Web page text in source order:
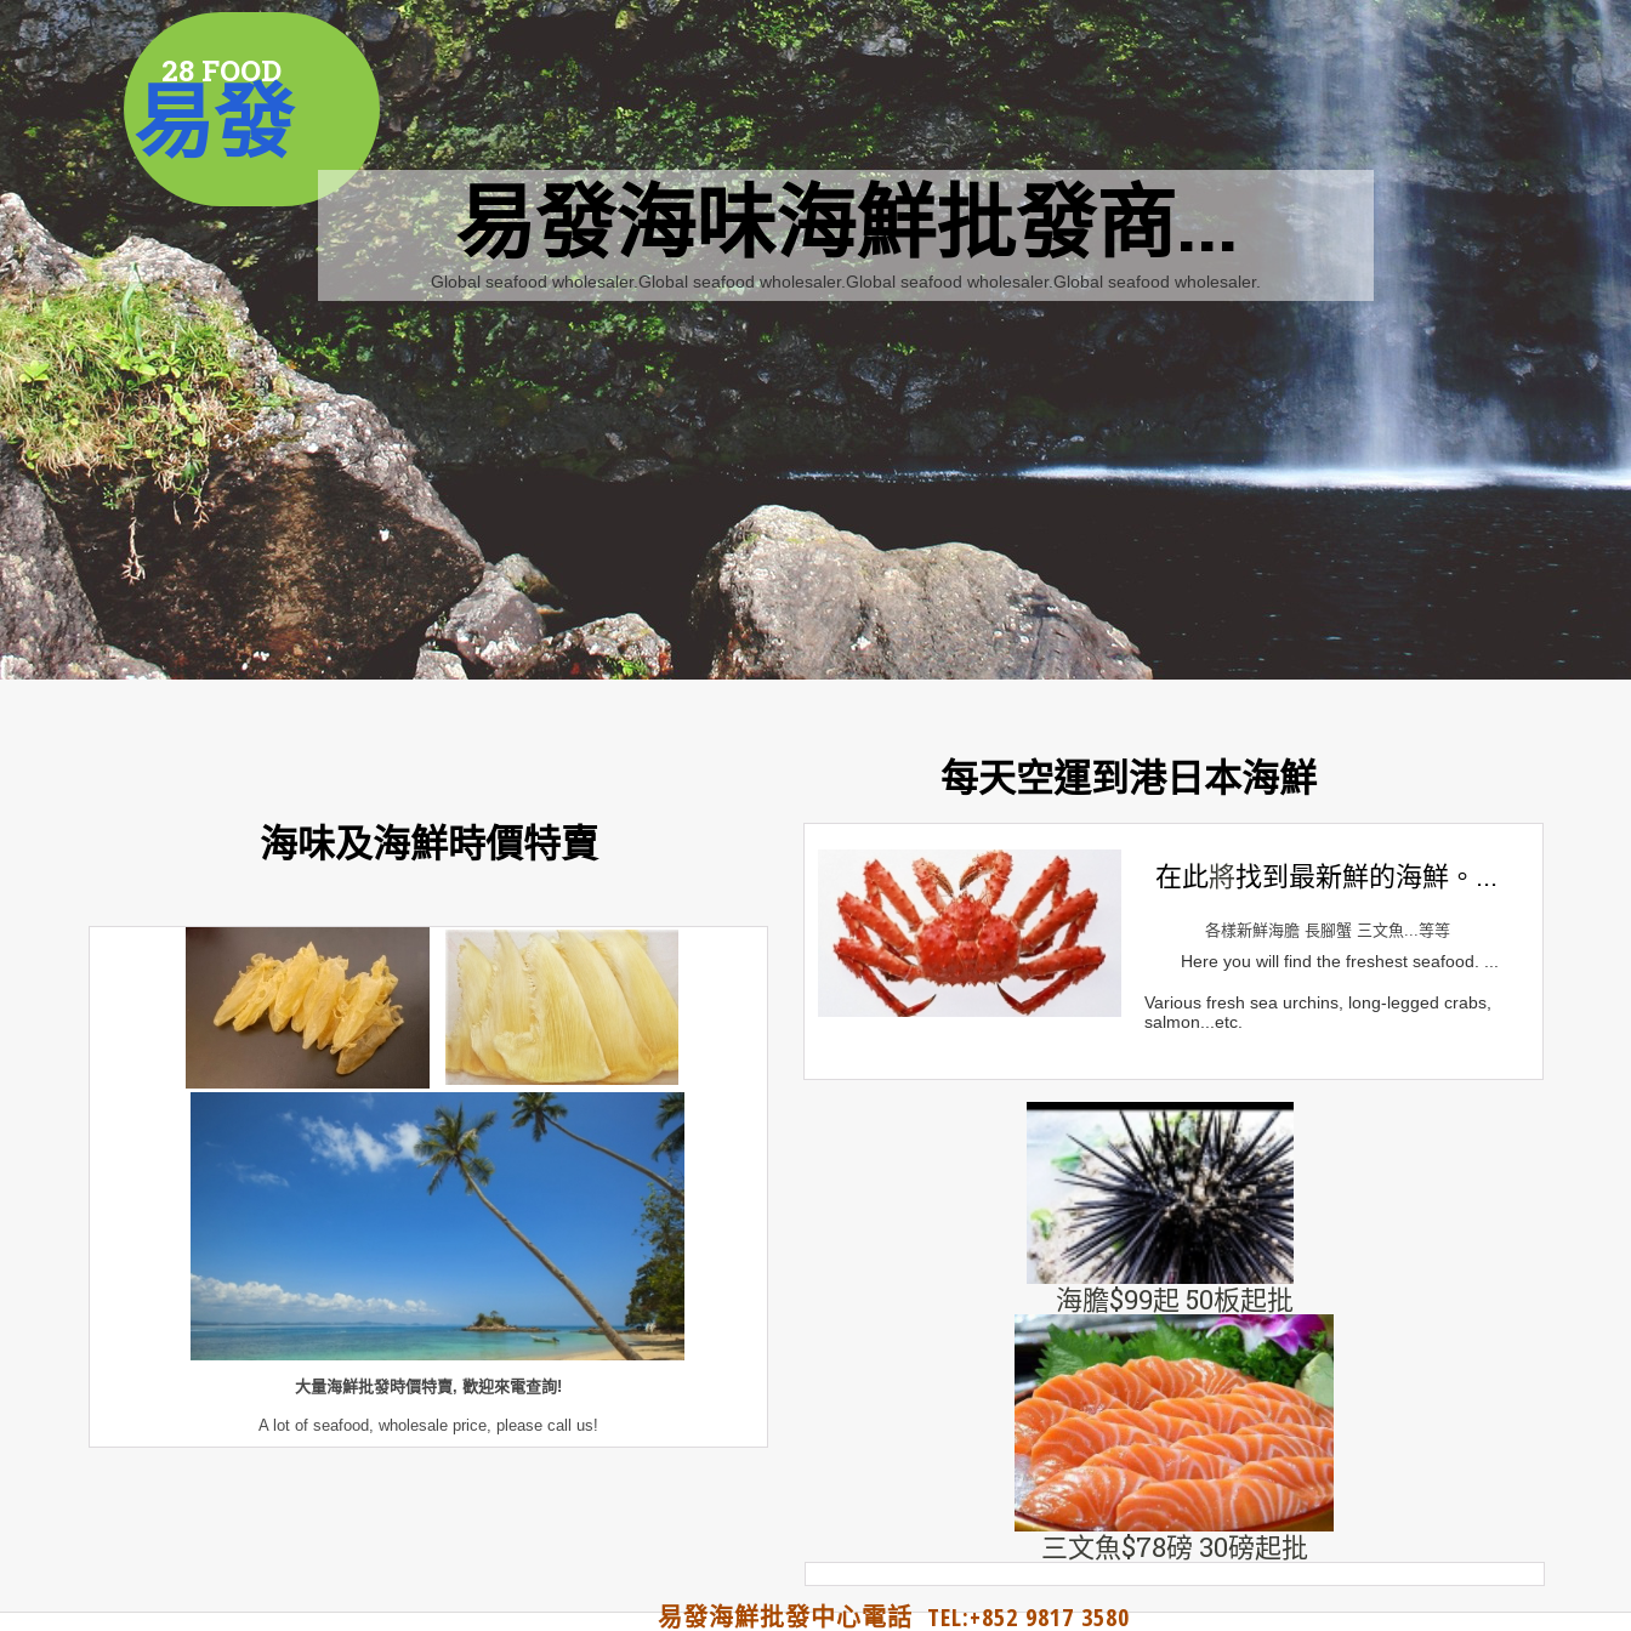
28 FOOD
易發
易發海味海鮮批發商...
Global seafood wholesaler.Global seafood wholesaler.Global seafood wholesaler.Global seafood wholesaler.
海味及海鮮時價特賣
大量海鮮批發時價特賣, 歡迎來電查詢!
A lot of seafood, wholesale price, please call us!
每天空運到港日本海鮮
在此將找到最新鮮的海鮮。...
各樣新鮮海膽 長腳蟹 三文魚...等等
Here you will find the freshest seafood. ...
Various fresh sea urchins, long-legged crabs,
salmon...etc.
海膽$99起 50板起批
三文魚$78磅 30磅起批
易發海鮮批發中心電話 TEL:+852 9817 3580